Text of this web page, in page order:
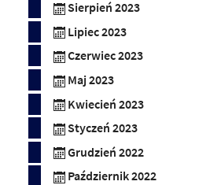
Sierpień 2023
Lipiec 2023
Czerwiec 2023
Maj 2023
Kwiecień 2023
Styczeń 2023
Grudzień 2022
Październik 2022